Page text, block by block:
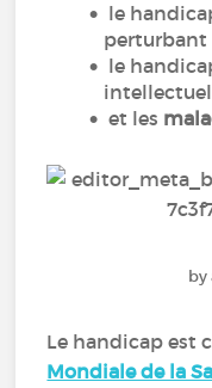
le
perturbant
le
et les
by
Le handicap est
Mondiale de la